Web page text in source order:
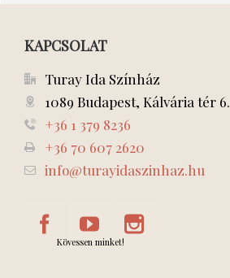
KAPCSOLAT
Turay Ida Színház
1089 Budapest, Kálvária tér 6.
+36 1 379 8236
+36 70 607 2620
info@turayidaszinhaz.hu
Kövessen minket!